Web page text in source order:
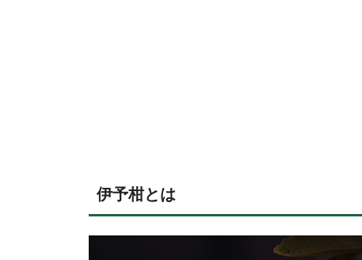
伊予柑とは